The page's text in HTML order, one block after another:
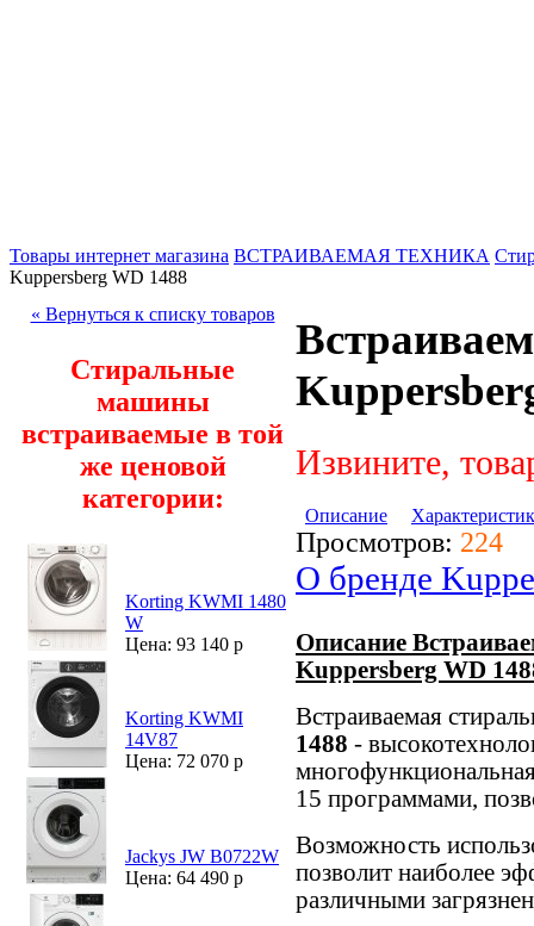
Товары интернет магазина ВСТРАИВАЕМАЯ ТЕХНИКА
Kuppersberg WD 1488
« Вернуться к списку товаров
Стиральные
машины
встраиваемые в той
же ценовой
категории:
Korting KWMI 1480
W
Цена: 93 140 р
Korting KWMI
14V87
Цена: 72 070 р
Jackys JW B0722W
Цена: 64 490 р
Извините,
Описание
Просмотров: 224
О бренде
Описание
Kuppersberg WD
Встраиваемая
1488 -
15 программами,
Возможность
позволит наиболее
различными